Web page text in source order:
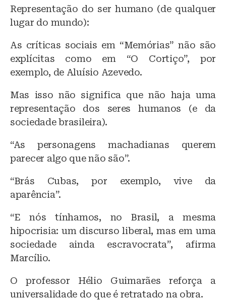
Representação do ser humano (de qualquer
lugar do mundo):
As críticas sociais em “Memórias” não são
explícitas como em “O Cortiço”, por
exemplo, de Aluísio Azevedo.
Mas isso não significa que não haja uma
representação dos seres humanos (e da
sociedade brasileira).
“As personagens machadianas querem
parecer algo que não são”.
“Brás Cubas, por exemplo, vive da
aparência”.
“E nós tínhamos, no Brasil, a mesma
hipocrisia: um discurso liberal, mas em uma
sociedade ainda escravocrata”, afirma
Marcílio.
O professor Hélio Guimarães reforça a
universalidade do que é retratado na obra.